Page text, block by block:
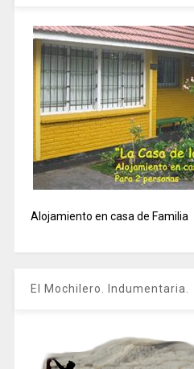
Alojamiento en casa de Familia
El Mochilero. Indumentaria.